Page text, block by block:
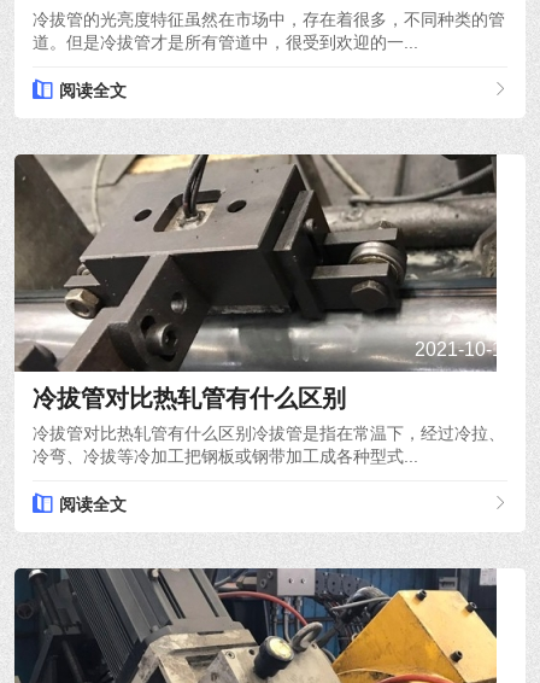
冷拔管的光亮度特征虽然在市场中，存在着很多，不同种类的管
道。但是冷拔管才是所有管道中，很受到欢迎的一...
阅读全文
2021-10-15
冷拔管对比热轧管有什么区别
冷拔管对比热轧管有什么区别冷拔管是指在常温下，经过冷拉、
冷弯、冷拔等冷加工把钢板或钢带加工成各种型式...
阅读全文